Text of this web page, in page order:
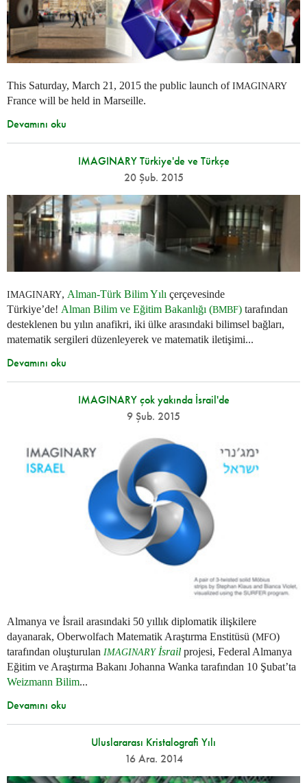
This Saturday, March 21, 2015 the public launch ofIMAGINARY
France will be held in Marseille.
Devamını oku
IMAGINARY Türkiye'de ve Türkçe
20 Şub. 2015
IMAGINARY, Alman-Türk Bilim Yılı çerçevesinde
Türkiye’de! Alman Bilim ve Eğitim Bakanlığı (BMBF) tarafından
desteklenen bu yılın anafikri, iki ülke arasındaki bilimsel bağları,
matematik sergileri düzenleyerek ve matematik iletişimi...
Devamını oku
IMAGINARY çok yakında İsrail'de
9 Şub. 2015
Almanya ve İsrail arasındaki 50 yıllık diplomatik ilişkilere
dayanarak, Oberwolfach Matematik Araştırma Enstitüsü (MFO)
tarafından oluşturulan IMAGINARYİsrail projesi, Federal Almanya
Eğitim ve Araştırma Bakanı Johanna Wanka tarafından 10 Şubat’ta
Weizmann Bilim...
Devamını oku
Uluslararası Kristalografi Yılı
16 Ara. 2014